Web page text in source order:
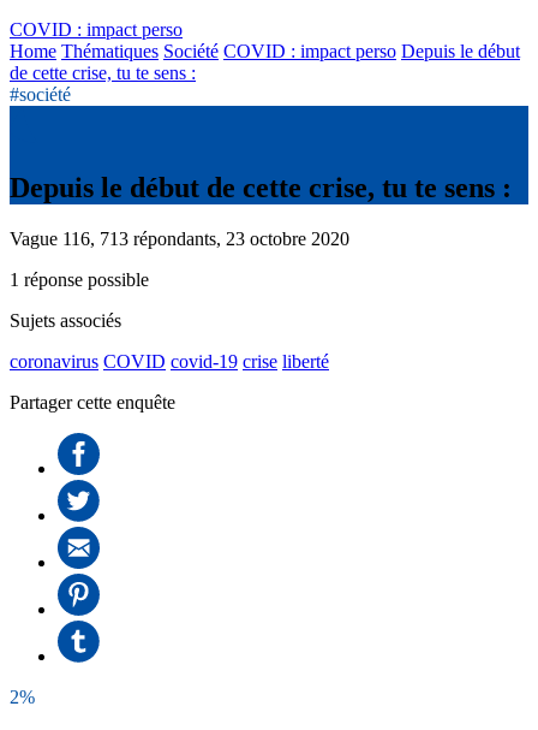
COVID : impact perso
Home Thématiques Société COVID : impact perso Depuis le début
de cette crise, tu te sens :
#société
Depuis le début de cette crise, tu te sens :
Vague 116, 713 répondants, 23 octobre 2020
1 réponse possible
Sujets associés
coronavirus COVID covid-19 crise liberté
Partager cette enquête
2%